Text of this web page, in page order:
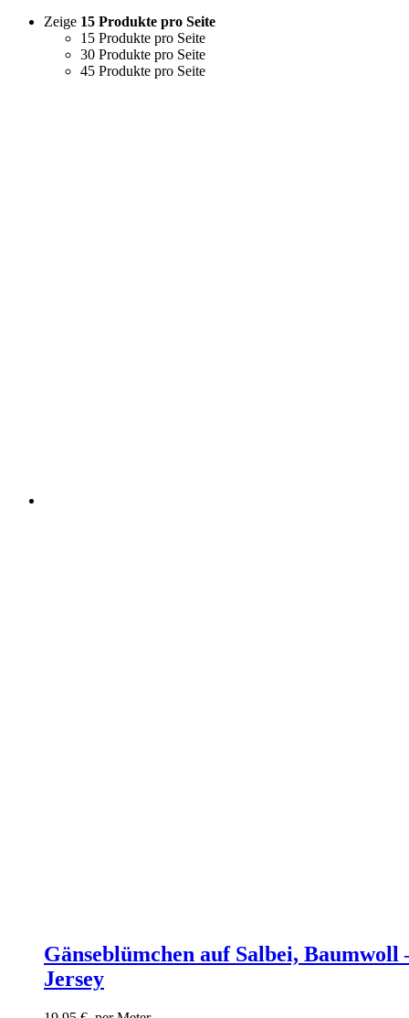
Zeige 15 Produkte pro Seite
15 Produkte pro Seite
30 Produkte pro Seite
45 Produkte pro Seite
Gänseblümchen auf Salbei, Baumwoll
Jersey